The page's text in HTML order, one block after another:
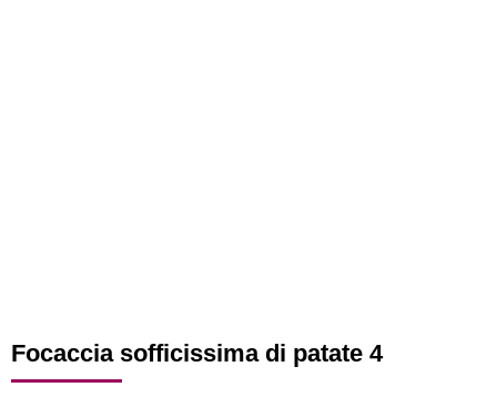
Focaccia sofficissima di patate 4